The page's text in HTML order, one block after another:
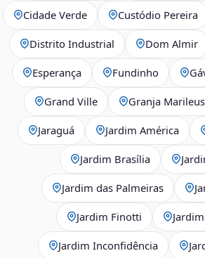
Cidade Verde Custódio Pereira
Distrito Industrial Dom Almir
Esperança Fundinho
Grand Ville Granja
Jaraguá Jardim América
Jardim Brasília
Jardim das Palmeiras
Jardim Finotti
Jardim Inconfidência